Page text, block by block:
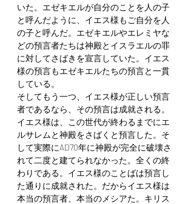
いた。エゼキエルが自分のことを人の子
と呼んだように、イエス様もご自分を人
の子と呼んだ。エゼキエルやエレミヤな
どの預言者たちは神殿とイスラエルの罪
に対してさばきを宣言していた。イエス
様の預言もエゼキエルたちの預言と一貫
している。
そしてもう一つ、イエス様が正しい預言
者であるなら、その預言は成就される。
イエス様は、この世代が終わるまでにエ
ルサレムと神殿をさばくと預言した。そ
して実際にAD70年に神殿が完全に破壊さ
れて二度と建てられなかった。全くの終
わりである。イエス様のことばは預言し
た通りに成就された。だからイエス様は
本当の預言者、本当のメシアた。キリス